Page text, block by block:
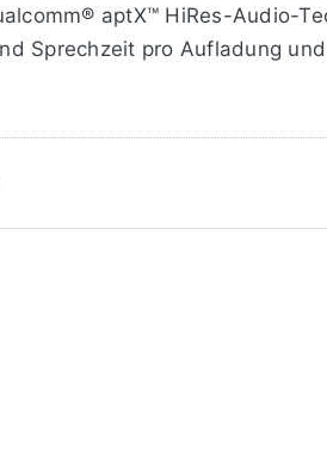
aptX™ HiRes-Audio-
Sprechzeit pro Aufladung